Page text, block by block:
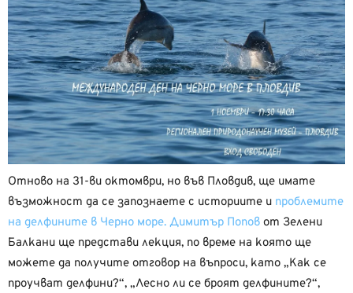
Отново на 31-ви октомври, но във Пловдив, ще имате
възможност да се запознаете с историите и проблемите
на делфините в Черно море. Димитър Попов от Зелени
Балкани ще представи лекция, по време на която ще
можете да получите отговор на въпроси, като „Как се
проучват делфини?“, „Лесно ли се броят делфините?“,